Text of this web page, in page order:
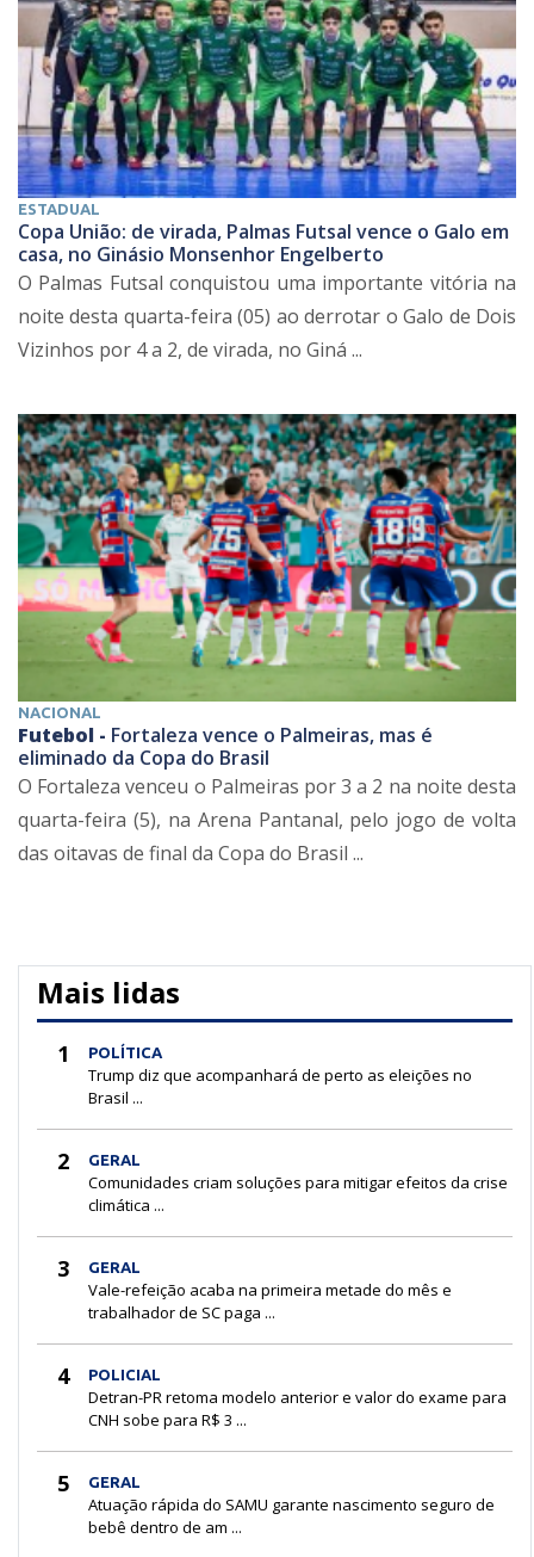
ESTADUAL
Copa União: de virada, Palmas Futsal vence o Galo em
casa, no Ginásio Monsenhor Engelberto
O Palmas Futsal conquistou uma importante vitória na
noite desta quarta-feira (05) ao derrotar o Galo de Dois
Vizinhos por 4 a 2, de virada, no Giná ...
NACIONAL
Futebol - Fortaleza vence o Palmeiras, mas é
eliminado da Copa do Brasil
O Fortaleza venceu o Palmeiras por 3 a 2 na noite desta
quarta-feira (5), na Arena Pantanal, pelo jogo de volta
das oitavas de final da Copa do Brasil ...
Mais lidas
1 POLÍTICA
Trump diz que acompanhará de perto as eleições no
Brasil ...
2 GERAL
Comunidades criam soluções para mitigar efeitos da crise
climática ...
3 GERAL
Vale-refeição acaba na primeira metade do mês e
trabalhador de SC paga ...
4 POLICIAL
Detran-PR retoma modelo anterior e valor do exame para
CNH sobe para R$ 3 ...
5 GERAL
Atuação rápida do SAMU garante nascimento seguro de
bebê dentro de am ...